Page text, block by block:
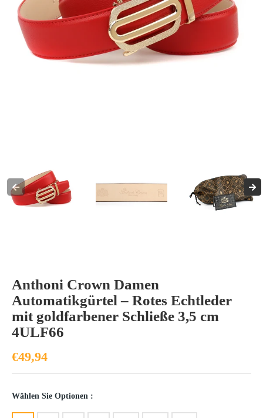
Anthoni Crown Damen
Automatikgürtel – Rotes Echtleder
mit goldfarbener Schließe 3,5 cm
4ULF66
€49,94
Wählen Sie Optionen :